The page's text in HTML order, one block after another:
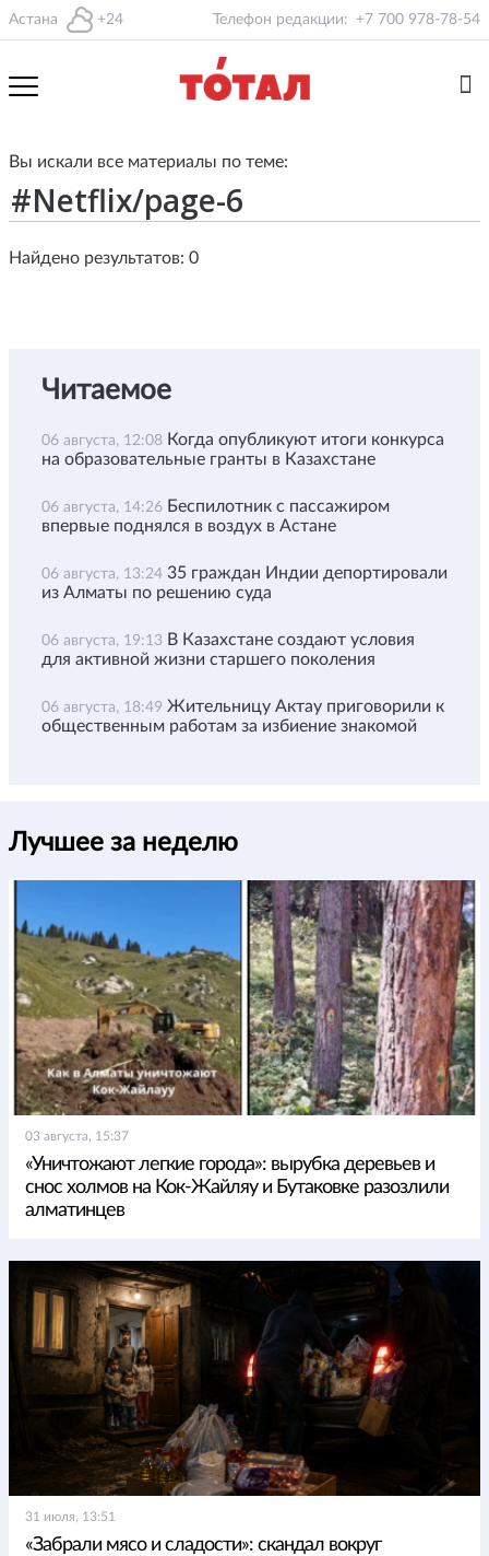
Астана +24 Телефон редакции: +7 700 978-78-54
Вы искали все материалы по теме:
Найдено результатов: 0
Читаемое
06 августа, 12:08 Когда опубликуют итоги конкурса
на образовательные гранты в Казахстане
06 августа, 14:26 Беспилотник с пассажиром
впервые поднялся в воздух в Астане
06 августа, 13:24 35 граждан Индии депортировали
из Алматы по решению суда
06 августа, 19:13 В Казахстане создают условия
для активной жизни старшего поколения
06 августа, 18:49 Жительницу Актау приговорили к
общественным работам за избиение знакомой
Лучшее за неделю
03 августа, 15:37
«Уничтожают легкие города»: вырубка деревьев и
снос холмов на Кок-Жайляу и Бутаковке разозлили
алматинцев
31 июля, 13:51
«Забрали мясо и сладости»: скандал вокруг